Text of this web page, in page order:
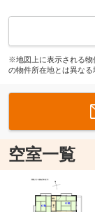
※地図上に表示される物
の物件所在地とは異なる
空室一覧